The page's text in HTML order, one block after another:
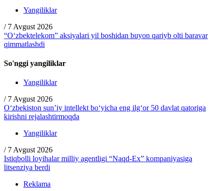
Yangiliklar
/ 7 Avgust 2026
“O‘zbektelekom” aksiyalari yil boshidan buyon qariyb olti baravar
qimmatlashdi
So'nggi yangiliklar
Yangiliklar
/ 7 Avgust 2026
O‘zbekiston sun’iy intellekt bo‘yicha eng ilg‘or 50 davlat qatoriga
kirishni rejalashtirmoqda
Yangiliklar
/ 7 Avgust 2026
Istiqbolli loyihalar milliy agentligi “Naqd-Ex” kompaniyasiga
litsenziya berdi
Reklama